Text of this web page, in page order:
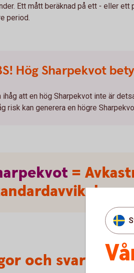
Ett mått beräknad på ett - eller ett
period.
Hög Sharpekvot
ihåg att en hög Sharpekvot inte är
risk kan generera en högre
=
och svar om